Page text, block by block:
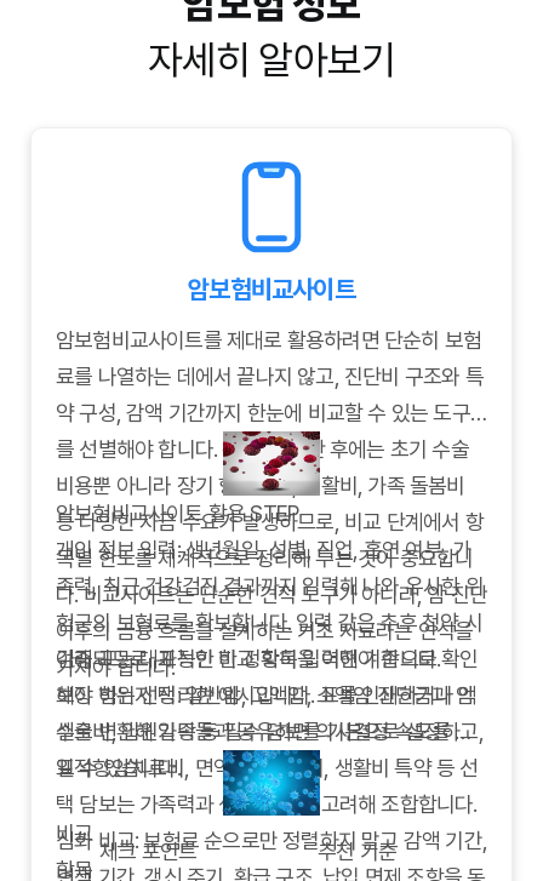
자세히 알아보기
암보험비교사이트
암보험비교사이트를 제대로 활용하려면 단순히 보험
료를 나열하는 데에서 끝나지 않고, 진단비 구조와 특
약 구성, 감액 기간까지 한눈에 비교할 수 있는 도구
를 선별해야 합니다. 특히 암 진단 후에는 초기 수술
비용뿐 아니라 장기 항암치료, 생활비, 가족 돌봄비
등 다양한 자금 수요가 발생하므로, 비교 단계에서 항
목별 한도를 체계적으로 정리해 두는 것이 중요합니
다. 비교사이트는 단순한 견적 도구가 아니라, 암 진단
이후의 금융 흐름을 설계하는 기초 자료라는 인식을
가져야 합니다.
암보험비교사이트 활용 STEP
개인 정보 입력: 생년월일, 성별, 직업, 흡연 여부, 가
족력, 최근 건강검진 결과까지 입력해 나와 유사한 위
험군의 보험료를 확보합니다. 입력 값은 추후 청약 시
검증되므로, 가능한 한 정확히 입력해야 합니다.
보장 범위 선택: 일반암, 고액암, 소액암 진단금과 암
수술비, 입원일당 등 필수 담보를 기본으로 설정하고,
표적항암치료비, 면역항암치료비, 생활비 특약 등 선
택 담보는 가족력과 생활 패턴을 고려해 조합합니다.
심화 비교: 보험료 순으로만 정렬하지 말고 감액 기간,
아래 표는 대표적인 비교 항목을 어떤 기준으로 확인
해야 하는지 정리한 예시입니다. 표를 인쇄하거나 엑
셀로 변환해 가족들과 공유하면 의사결정 속도를 높
일 수 있습니다.
비교
항목
체크 포인트 추천 기준